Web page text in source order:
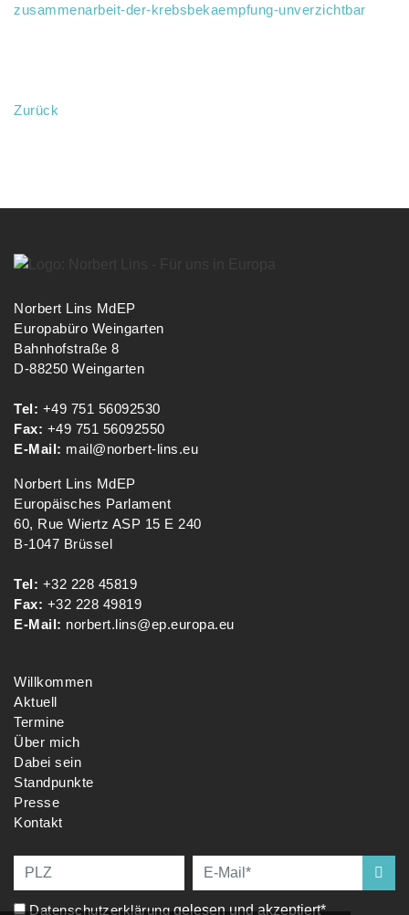
zusammenarbeit-der-krebsbekaempfung-unverzichtbar
Zurück
Norbert Lins MdEP
Europabüro Weingarten
Bahnhofstraße 8
D-88250 Weingarten
Tel: +49 751 56092530
Fax: +49 751 56092550
E-Mail: mail@norbert-lins.eu
Norbert Lins MdEP
Europäisches Parlament
60, Rue Wiertz ASP 15 E 240
B-1047 Brüssel
Tel: +32 228 45819
Fax: +32 228 49819
E-Mail: norbert.lins@ep.europa.eu
Willkommen
Aktuell
Termine
Über mich
Dabei sein
Standpunkte
Presse
Kontakt
Datenschutzerklärunggelesen und akzeptiert*